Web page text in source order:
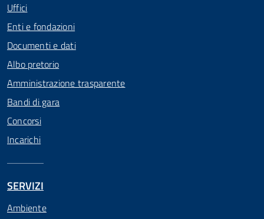
Uffici
Enti e fondazioni
Documenti e dati
Albo pretorio
Amministrazione trasparente
Bandi di gara
Concorsi
Incarichi
SERVIZI
Ambiente